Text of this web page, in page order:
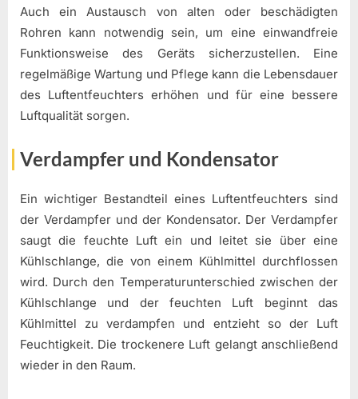
Auch ein Austausch von alten oder beschädigten
Rohren kann notwendig sein, um eine einwandfreie
Funktionsweise des Geräts sicherzustellen. Eine
regelmäßige Wartung und Pflege kann die Lebensdauer
des Luftentfeuchters erhöhen und für eine bessere
Luftqualität sorgen.
Verdampfer und Kondensator
Ein wichtiger Bestandteil eines Luftentfeuchters sind
der Verdampfer und der Kondensator. Der Verdampfer
saugt die feuchte Luft ein und leitet sie über eine
Kühlschlange, die von einem Kühlmittel durchflossen
wird. Durch den Temperaturunterschied zwischen der
Kühlschlange und der feuchten Luft beginnt das
Kühlmittel zu verdampfen und entzieht so der Luft
Feuchtigkeit. Die trockenere Luft gelangt anschließend
wieder in den Raum.